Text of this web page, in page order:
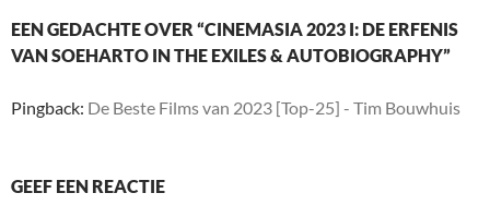
EEN GEDACHTE OVER “CINEMASIA 2023 I: DE ERFENIS
VAN SOEHARTO IN THE EXILES & AUTOBIOGRAPHY”
Pingback: De Beste Films van 2023 [Top-25] - Tim Bouwhuis
GEEF EEN REACTIE